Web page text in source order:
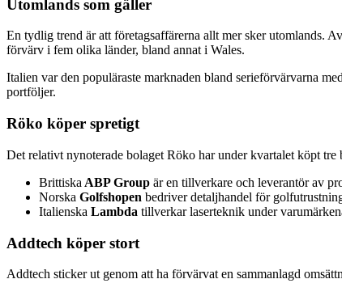
Utomlands som gäller
En tydlig trend är att företagsaffärerna allt mer sker utomlands.
förvärv i fem olika länder, bland annat i Wales.
Italien var den populäraste marknaden bland serieförvärvarna
portföljer.
Röko köper spretigt
Det relativt nynoterade bolaget Röko har under kvartalet köpt
Brittiska ABP Group är en tillverkare och leverantör av
Norska Golfshopen bedriver detaljhandel för
Italienska Lambda tillverkar laserteknik under
Addtech köper stort
Addtech sticker ut genom att ha förvärvat en sammanlagd